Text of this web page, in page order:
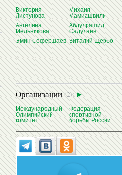
Эмин
СЕФЕРШАЕВ
Виктория
Листунова
Михаил
Мамиашвили
Ангелина
Мельникова
Абдулрашид
Садулаев
Эмин Сефершаев Виталий Щербо
Организации(2):
Международный
Олимпийский
комитет
Федерация
спортивной
борьбы России